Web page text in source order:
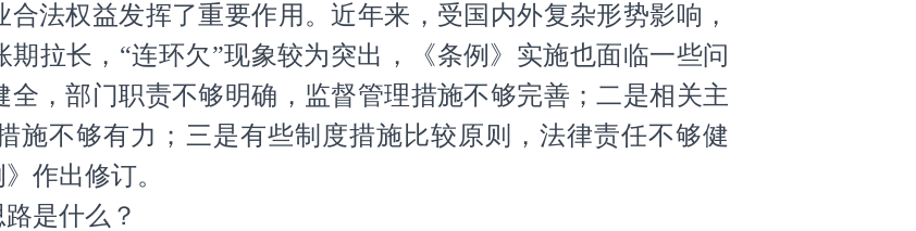
法权益发挥了重要作用。近年来，受国内外复杂形势影响，
拉长，“连环欠”现象较为突出，《条例》实施也面临一些问
，部门职责不够明确，监督管理措施不够完善；二是相关主
施不够有力；三是有些制度措施比较原则，法律责任不够健
作出修订。
是什么？